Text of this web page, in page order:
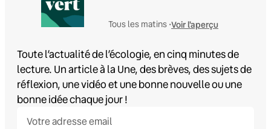
Tous les matins •Voir l'aperçu
Toute l’actualité de l’écologie, en cinq minutes de
lecture. Un article à la Une, des brèves, des sujets de
réflexion, une vidéo et une bonne nouvelle ou une
bonne idée chaque jour !